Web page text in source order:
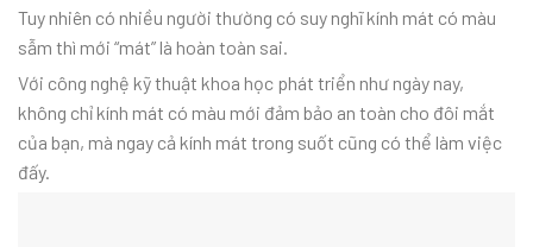
Tuy nhiên có nhiều người thường có suy nghĩ kính mát có màu
sẫm thì mới “mát” là hoàn toàn sai.
Với công nghệ kỹ thuật khoa học phát triển như ngày nay,
không chỉ kính mát có màu mới đảm bảo an toàn cho đôi mắt
của bạn, mà ngay cả kính mát trong suốt cũng có thể làm việc
đấy.